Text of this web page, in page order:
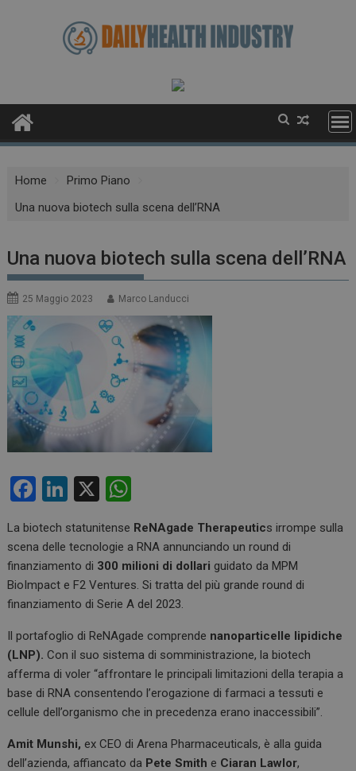
Home
Primo Piano
Una nuova biotech sulla scena dell’RNA
Una nuova biotech sulla scena dell’RNA
25 Maggio 2023 Marco Landucci
F
ce
b
o
o
k
Li
ke
dI
n
X
at
s
A
p
p
La biotech statunitense ReNAgade Therapeutics irrompe sulla
scena delle tecnologie a RNA annunciando un round di
finanziamento di 300 milioni di dollari guidato da MPM
BioImpact e F2 Ventures. Si tratta del più grande round di
finanziamento di Serie A del 2023.
Il portafoglio di ReNAgade comprende nanoparticelle lipidiche
(LNP). Con il suo sistema di somministrazione, la biotech
afferma di voler “affrontare le principali limitazioni della terapia a
base di RNA consentendo l’erogazione di farmaci a tessuti e
cellule dell’organismo che in precedenza erano inaccessibili”.
Amit Munshi, ex CEO di Arena Pharmaceuticals, è alla guida
dell’azienda, affiancato da Pete Smith e Ciaran Lawlor,